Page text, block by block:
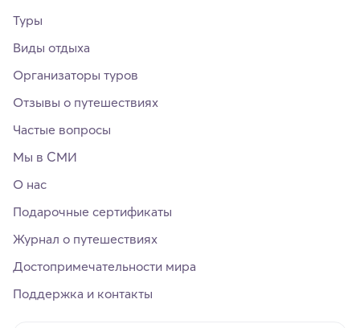
Туры
Виды отдыха
Организаторы туров
Отзывы о путешествиях
Частые вопросы
Мы в СМИ
О нас
Подарочные сертификаты
Журнал о путешествиях
Достопримечательности мира
Поддержка и контакты